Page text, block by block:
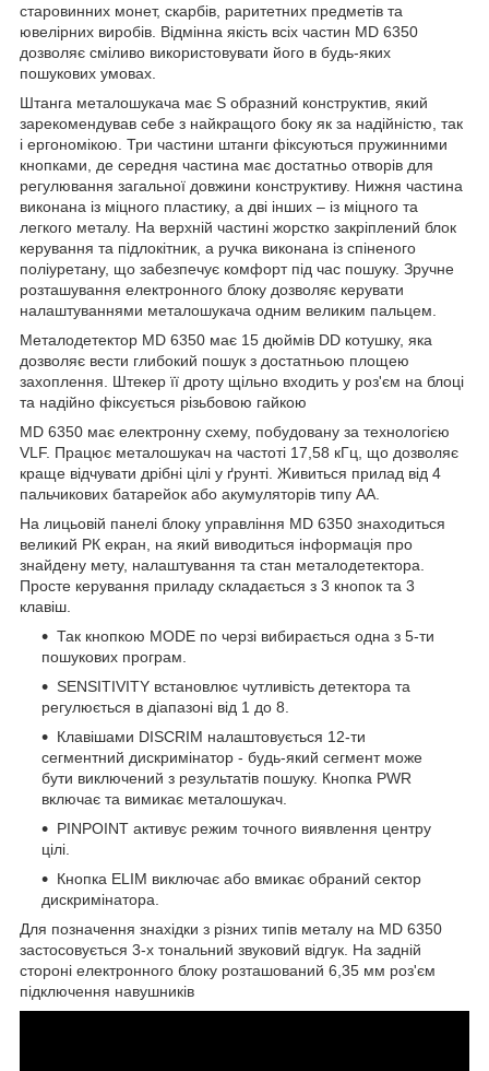
старовинних монет, скарбів, раритетних предметів та
ювелірних виробів. Відмінна якість всіх частин MD 6350
дозволяє сміливо використовувати його в будь-яких
пошукових умовах.
Штанга металошукача має S образний конструктив, який
зарекомендував себе з найкращого боку як за надійністю, так
і ергономікою. Три частини штанги фіксуються пружинними
кнопками, де середня частина має достатньо отворів для
регулювання загальної довжини конструктиву. Нижня частина
виконана із міцного пластику, а дві інших – із міцного та
легкого металу. На верхній частині жорстко закріплений блок
керування та підлокітник, а ручка виконана із спіненого
поліуретану, що забезпечує комфорт під час пошуку. Зручне
розташування електронного блоку дозволяє керувати
налаштуваннями металошукача одним великим пальцем.
Металодетектор MD 6350 має 15 дюймів DD котушку, яка
дозволяє вести глибокий пошук з достатньою площею
захоплення. Штекер її дроту щільно входить у роз'єм на блоці
та надійно фіксується різьбовою гайкою
MD 6350 має електронну схему, побудовану за технологією
VLF. Працює металошукач на частоті 17,58 кГц, що дозволяє
краще відчувати дрібні цілі у ґрунті. Живиться прилад від 4
пальчикових батарейок або акумуляторів типу АА.
На лицьовій панелі блоку управління MD 6350 знаходиться
великий РК екран, на який виводиться інформація про
знайдену мету, налаштування та стан металодетектора.
Просте керування приладу складається з 3 кнопок та 3
клавіш.
Так кнопкою MODE по черзі вибирається одна з 5-ти
пошукових програм.
SENSITIVITY встановлює чутливість детектора та
регулюється в діапазоні від 1 до 8.
Клавішами DISCRIM налаштовується 12-ти
сегментний дискримінатор - будь-який сегмент може
бути виключений з результатів пошуку. Кнопка PWR
включає та вимикає металошукач.
PINPOINT активує режим точного виявлення центру
цілі.
Кнопка ELIM виключає або вмикає обраний сектор
дискримінатора.
Для позначення знахідки з різних типів металу на MD 6350
застосовується 3-х тональний звуковий відгук. На задній
стороні електронного блоку розташований 6,35 мм роз'єм
підключення навушників